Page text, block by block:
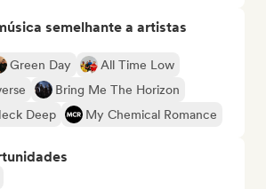
semelhante a artistas
Green Day
All Time Low
Bring Me The Horizon
Deep My Chemical Romance